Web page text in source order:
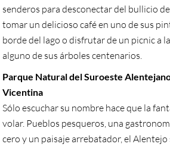
senderos para desconectar del bullicio
tomar un delicioso café en uno de sus
borde del lago o disfrutar de un picnic a
alguno de sus árboles centenarios.
Parque Natural del Suroeste
Vicentina
Sólo escuchar su nombre hace que la
volar. Pueblos pesqueros, una
cero y un paisaje arrebatador, el